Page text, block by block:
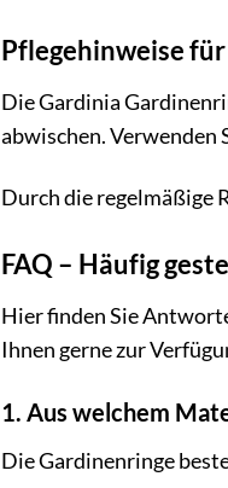
Pflegehinweise
Die Gardinia
abwischen. Verwenden
Durch die regelmäßige
FAQ – Häufig
Hier finden Sie
Ihnen gerne zur
1. Aus welchem
Die Gardinenringe